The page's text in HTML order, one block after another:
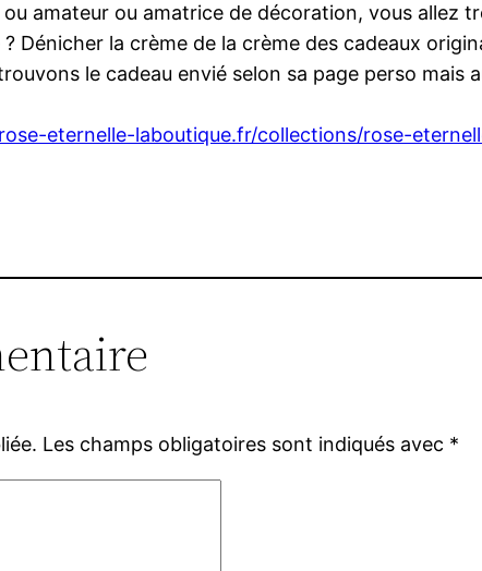
amateur ou amatrice de décoration, vous allez
Dénicher la crème de la crème des cadeaux
le cadeau envié selon sa page perso mais
eternelle-laboutique.fr/collections/rose-
Les champs obligatoires sont indiqués avec *